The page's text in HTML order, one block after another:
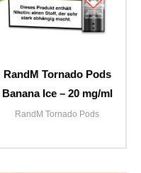
RandM Tornado Pods
Banana Ice – 20 mg/ml
RandM Tornado Pods